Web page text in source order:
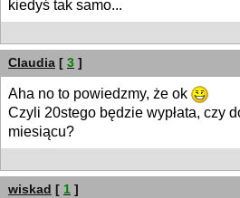
kiedyś tak samo...
Claudia [ 3 ]
Aha no to powiedzmy, że ok
Czyli 20stego będzie wypłata, czy
miesiącu?
wiskad [ 1 ]